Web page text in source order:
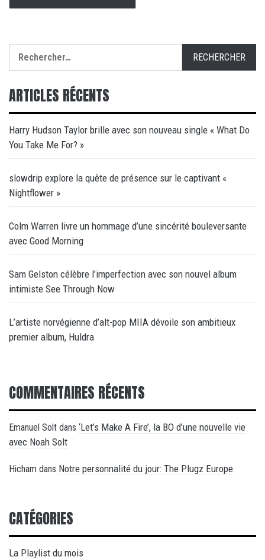
ARTICLES RÉCENTS
Harry Hudson Taylor brille avec son nouveau single « What Do
You Take Me For? »
slowdrip explore la quête de présence sur le captivant «
Nightflower »
Colm Warren livre un hommage d’une sincérité bouleversante
avec Good Morning
Sam Gelston célèbre l’imperfection avec son nouvel album
intimiste See Through Now
L’artiste norvégienne d’alt-pop MIIA dévoile son ambitieux
premier album, Huldra
COMMENTAIRES RÉCENTS
Emanuel Solt dans ‘Let’s Make A Fire’, la BO d’une nouvelle vie
avec Noah Solt
Hicham dans Notre personnalité du jour: The Plugz Europe
CATÉGORIES
La Playlist du mois